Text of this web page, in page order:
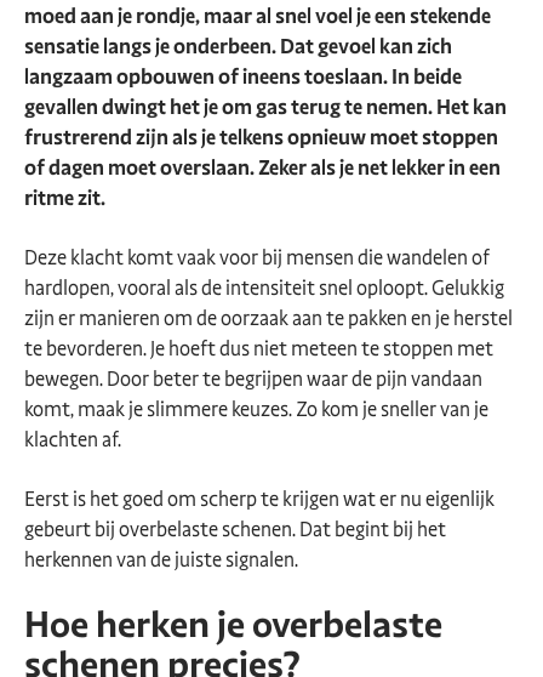
moed aan je rondje, maar al snel voel je een stekende
sensatie langs je onderbeen. Dat gevoel kan zich
langzaam opbouwen of ineens toeslaan. In beide
gevallen dwingt het je om gas terug te nemen. Het kan
frustrerend zijn als je telkens opnieuw moet stoppen
of dagen moet overslaan. Zeker als je net lekker in een
ritme zit.
Deze klacht komt vaak voor bij mensen die wandelen of
hardlopen, vooral als de intensiteit snel oploopt. Gelukkig
zijn er manieren om de oorzaak aan te pakken en je herstel
te bevorderen. Je hoeft dus niet meteen te stoppen met
bewegen. Door beter te begrijpen waar de pijn vandaan
komt, maak je slimmere keuzes. Zo kom je sneller van je
klachten af.
Eerst is het goed om scherp te krijgen wat er nu eigenlijk
gebeurt bij overbelaste schenen. Dat begint bij het
herkennen van de juiste signalen.
Hoe herken je overbelaste
schenen precies?